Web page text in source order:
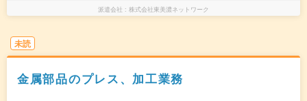
派遣会社 株式会社東美濃ネットワーク
未読
金属部品のプレス、加工業務